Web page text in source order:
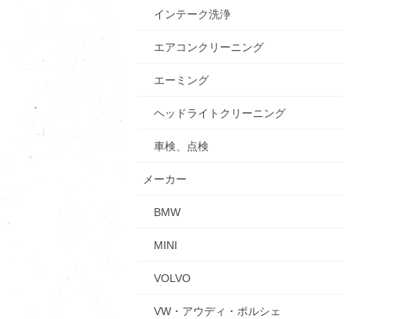
インテーク洗浄
エアコンクリーニング
エーミング
ヘッドライトクリーニング
車検、点検
メーカー
BMW
MINI
VOLVO
VW・アウディ・ポルシェ